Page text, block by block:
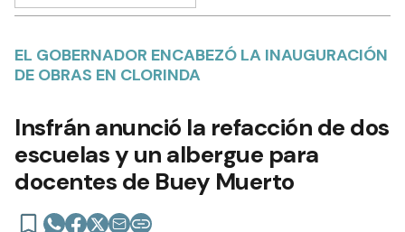
EL GOBERNADOR ENCABEZÓ LA INAUGURACIÓN
DE OBRAS EN CLORINDA
Insfrán anunció la refacción de dos
escuelas y un albergue para
docentes de Buey Muerto